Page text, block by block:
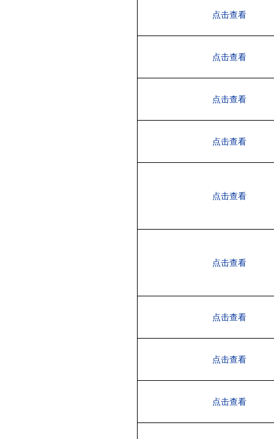
点击查看
点击查看
点击查看
点击查看
点击查看
点击查看
点击查看
点击查看
点击查看